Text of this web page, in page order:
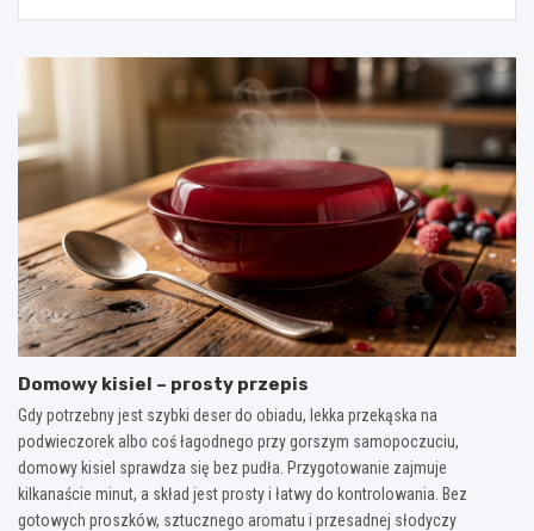
Domowy kisiel – prosty przepis
Gdy potrzebny jest szybki deser do obiadu, lekka przekąska na
podwieczorek albo coś łagodnego przy gorszym samopoczuciu,
domowy kisiel sprawdza się bez pudła. Przygotowanie zajmuje
kilkanaście minut, a skład jest prosty i łatwy do kontrolowania. Bez
gotowych proszków, sztucznego aromatu i przesadnej słodyczy